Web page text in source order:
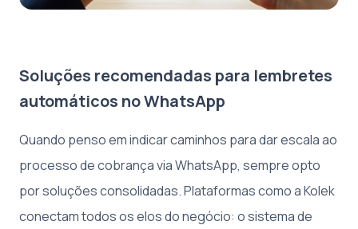
Soluções recomendadas para lembretes
automáticos no WhatsApp
Quando penso em indicar caminhos para dar escala ao
processo de cobrança via WhatsApp, sempre opto
por soluções consolidadas. Plataformas como a Kolek
conectam todos os elos do negócio: o sistema de